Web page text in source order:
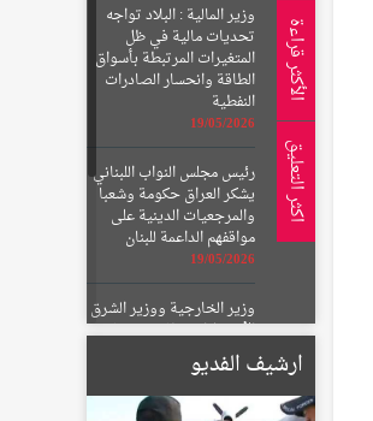
وزير المالية : البلاد تواجه
تحديات مالية في ظل
المتغيرات المرتبطة بأسواق
الطاقة وانحسار الصادرات
النفطية
19/05/2026
رئيس مجلس النواب اللبناني
يشكر العراق حكومة وشعبا
والمرجعيات الدينية على
مواقفهم الداعمة للبنان
19/05/2026
وزير الخارجية ووزير الشرق
الأوسط البريطاني يبحثان
الأوضاع الإقليمية
والتطورات بالمنطقة
19/05/2026
الأكثر قراءة
اكثر التعليق
ارشيف الفديو